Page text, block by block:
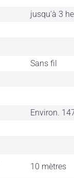
jusqu'à 3
Sans fil
Environ.
10 mètres